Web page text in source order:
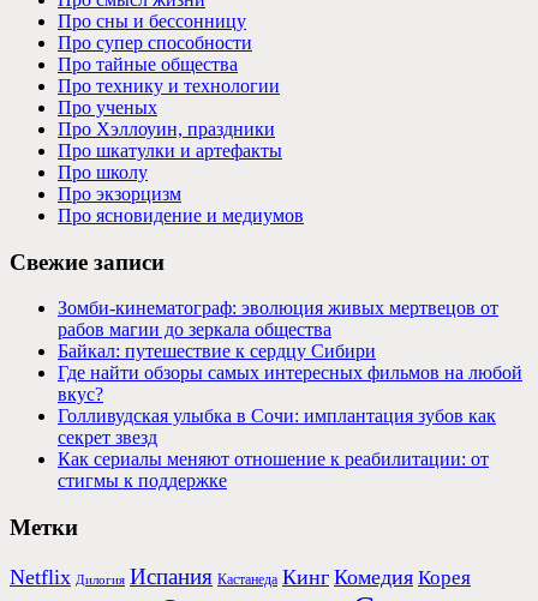
Про сны и бессонницу
Про супер способности
Про тайные общества
Про технику и технологии
Про ученых
Про Хэллоуин, праздники
Про шкатулки и артефакты
Про школу
Про экзорцизм
Про ясновидение и медиумов
Свежие записи
Зомби-кинематограф: эволюция живых мертвецов от
рабов магии до зеркала общества
Байкал: путешествие к сердцу Сибири
Где найти обзоры самых интересных фильмов на любой
вкус?
Голливудская улыбка в Сочи: имплантация зубов как
секрет звезд
Как сериалы меняют отношение к реабилитации: от
стигмы к поддержке
Метки
Netflix Дилогия Испания Кастанеда Кинг Комедия Корея